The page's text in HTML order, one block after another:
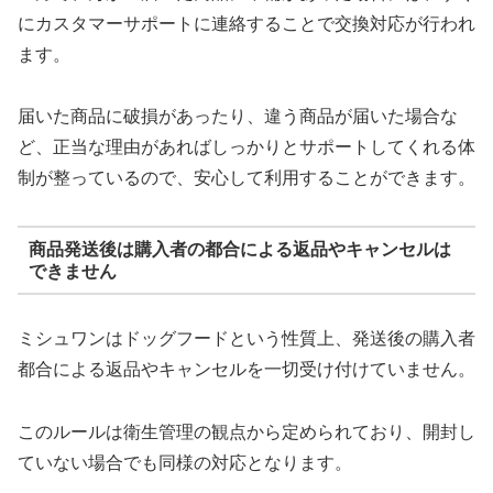
にカスタマーサポートに連絡することで交換対応が行われ
ます。
届いた商品に破損があったり、違う商品が届いた場合な
ど、正当な理由があればしっかりとサポートしてくれる体
制が整っているので、安心して利用することができます。
商品発送後は購入者の都合による返品やキャンセルは
できません
ミシュワンはドッグフードという性質上、発送後の購入者
都合による返品やキャンセルを一切受け付けていません。
このルールは衛生管理の観点から定められており、開封し
ていない場合でも同様の対応となります。